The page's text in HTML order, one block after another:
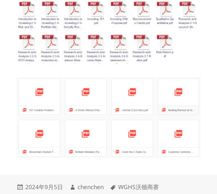
发
2024年9月5日
作
chenchen
标
WGHS沃顿商赛